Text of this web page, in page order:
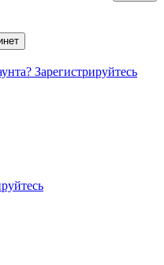
Зарегистрируйтесь